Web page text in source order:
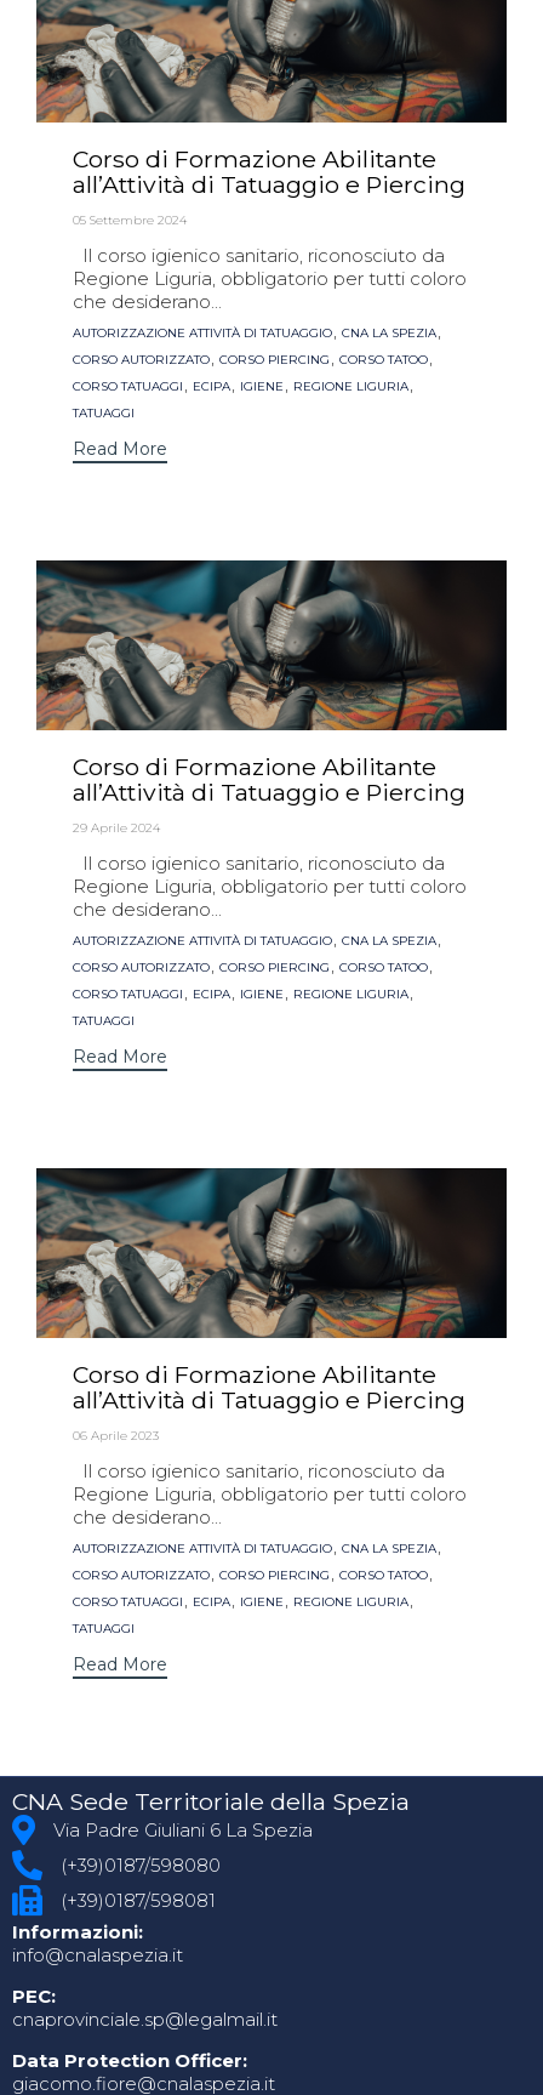
Corso di Formazione Abilitante
all’Attività di Tatuaggio e Piercing
05 Settembre 2024
Il corso igienico sanitario, riconosciuto da
Regione Liguria, obbligatorio per tutti coloro
che desiderano...
Tags
AUTORIZZAZIONE ATTIVITÀ DI TATUAGGIO, CNA LA SPEZIA,
CORSO AUTORIZZATO, CORSO PIERCING , CORSO TATOO,
CORSO TATUAGGI , ECIPA, IGIENE , REGIONE LIGURIA,
TATUAGGI
Read More
Corso di Formazione Abilitante
all’Attività di Tatuaggio e Piercing
29 Aprile 2024
Il corso igienico sanitario, riconosciuto da
Regione Liguria, obbligatorio per tutti coloro
che desiderano...
Tags
AUTORIZZAZIONE ATTIVITÀ DI TATUAGGIO, CNA LA SPEZIA,
CORSO AUTORIZZATO, CORSO PIERCING , CORSO TATOO,
CORSO TATUAGGI , ECIPA, IGIENE , REGIONE LIGURIA,
TATUAGGI
Read More
Corso di Formazione Abilitante
all’Attività di Tatuaggio e Piercing
06 Aprile 2023
Il corso igienico sanitario, riconosciuto da
Regione Liguria, obbligatorio per tutti coloro
che desiderano...
Tags
AUTORIZZAZIONE ATTIVITÀ DI TATUAGGIO, CNA LA SPEZIA,
CORSO AUTORIZZATO, CORSO PIERCING , CORSO TATOO,
CORSO TATUAGGI , ECIPA, IGIENE , REGIONE LIGURIA,
TATUAGGI
Read More
CNA Sede Territoriale della Spezia
Via Padre Giuliani 6 La Spezia
(+39)0187/598080
(+39)0187/598081
Informazioni:
info@cnalaspezia.it
PEC:
cnaprovinciale.sp@legalmail.it
Data Protection Officer:
giacomo.fiore@cnalaspezia.it